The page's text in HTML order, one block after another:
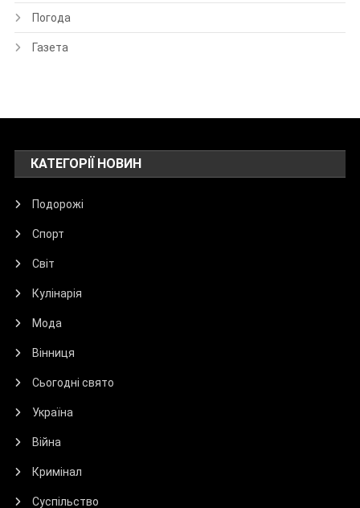
Погода
Газета
КАТЕГОРІЇ НОВИН
Подорожі
Спорт
Світ
Кулінарія
Мода
Вінниця
Сьогодні свято
Україна
Війна
Кримінал
Суспільство